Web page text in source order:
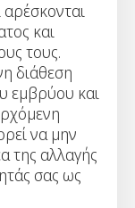
αρέσκονται
και
τους.
διάθεση
εμβρύου και
να μην
της αλλαγής
σας ως